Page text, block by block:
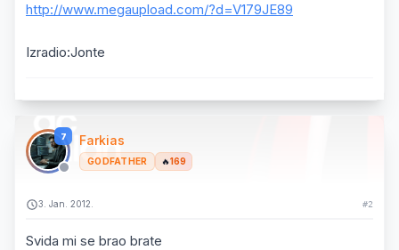
http://www.megaupload.com/?d=V179JE89
Izradio:Jonte
7 Farkias
GODFATHER 🔥169
3. Jan. 2012. #2
Svida mi se brao brate